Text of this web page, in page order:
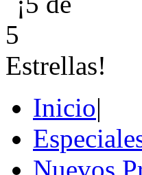
Inicio|
Nuevos